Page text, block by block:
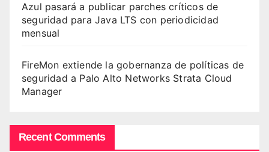
Azul pasará a publicar parches críticos de
seguridad para Java LTS con periodicidad
mensual
FireMon extiende la gobernanza de políticas de
seguridad a Palo Alto Networks Strata Cloud
Manager
Recent Comments